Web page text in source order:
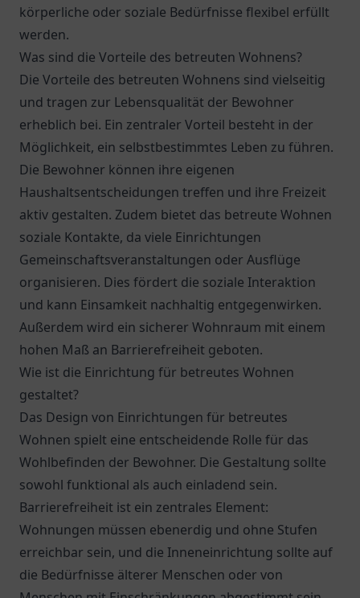
körperliche oder soziale Bedürfnisse flexibel erfüllt
werden.
Was sind die Vorteile des betreuten Wohnens?
Die Vorteile des betreuten Wohnens sind vielseitig
und tragen zur Lebensqualität der Bewohner
erheblich bei. Ein zentraler Vorteil besteht in der
Möglichkeit, ein selbstbestimmtes Leben zu führen.
Die Bewohner können ihre eigenen
Haushaltsentscheidungen treffen und ihre Freizeit
aktiv gestalten. Zudem bietet das betreute Wohnen
soziale Kontakte, da viele Einrichtungen
Gemeinschaftsveranstaltungen oder Ausflüge
organisieren. Dies fördert die soziale Interaktion
und kann Einsamkeit nachhaltig entgegenwirken.
Außerdem wird ein sicherer Wohnraum mit einem
hohen Maß an Barrierefreiheit geboten.
Wie ist die Einrichtung für betreutes Wohnen
gestaltet?
Das Design von Einrichtungen für betreutes
Wohnen spielt eine entscheidende Rolle für das
Wohlbefinden der Bewohner. Die Gestaltung sollte
sowohl funktional als auch einladend sein.
Barrierefreiheit ist ein zentrales Element:
Wohnungen müssen ebenerdig und ohne Stufen
erreichbar sein, und die Inneneinrichtung sollte auf
die Bedürfnisse älterer Menschen oder von